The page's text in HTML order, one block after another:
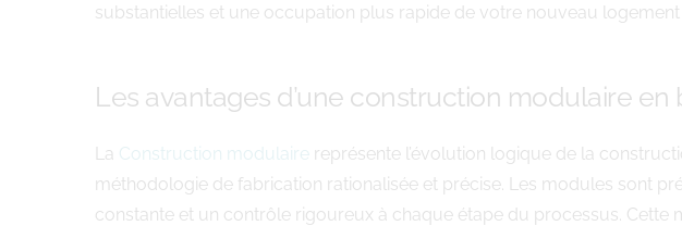
substantielles et une occupation plus rapide de votre nouveau
Les avantages d’une construction modulaire en
La Construction modulaire représente l’évolution logique de la
méthodologie de fabrication rationalisée et précise. Les modules sont
constante et un contrôle rigoureux à chaque étape du processus.